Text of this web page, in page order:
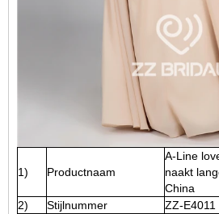
1) Productnaam
A-Line
naakt
China
2)
Stijlnummer
ZZ-E4011